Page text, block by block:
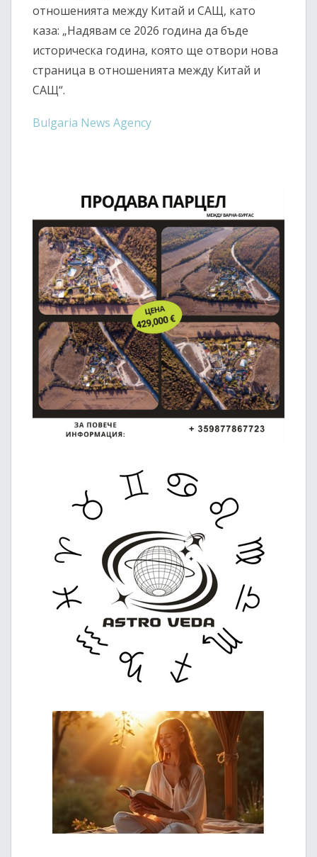
отношенията между Китай и САЩ, като
каза: „Надявам се 2026 година да бъде
историческа година, която ще отвори нова
страница в отношенията между Китай и
САЩ“.
Bulgaria News Agency